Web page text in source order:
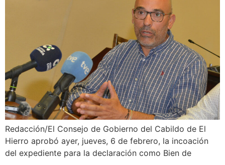
Redacción/El Consejo de Gobierno del Cabildo de El
Hierro aprobó ayer, jueves, 6 de febrero, la incoación
del expediente para la declaración como Bien de